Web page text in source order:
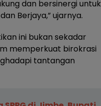
dan bersinergi untuk
Berjaya,” ujarnya.
ini bukan sekadar
memperkuat birokrasi
tantangan